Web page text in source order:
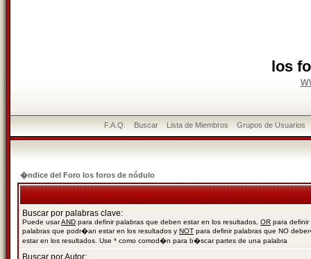
los
F.A.Q. Buscar Lista de Miembros Grupos de Usuarios
�ndice del Foro los foros de nódulo
Buscar por palabras clave:
Puede usarAND para definir palabras que deben estar en los resultados, OR para definir
palabras que podr�an estar en los resultados y NOT para definir palabras que NO
estar en los resultados. Use * como comod�n para b�scar partes de una palabra
Buscar por Autor: